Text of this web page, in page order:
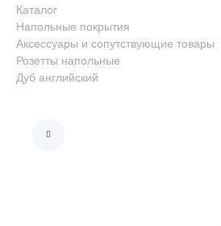
Каталог
Напольные покрытия
Аксессуары и сопутствующие товары
Розетты напольные
Дуб английский